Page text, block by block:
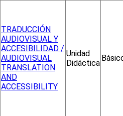
TRADUCCIÓN
AUDIOVISUAL Y
ACCESIBILIDAD /
AUDIOVISUAL
TRANSLATION
AND
ACCESSIBILITY
Unidad
Didáctica